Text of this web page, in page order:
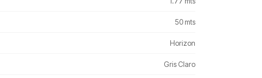
50 mts
Horizon
Gris Claro